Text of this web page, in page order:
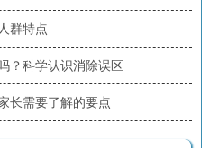
群特点
？科学认识消除误区
长需要了解的要点